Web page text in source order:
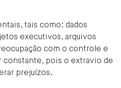
tais como: dados
executivos, arquivos
com o controle e
constante, pois o extravio de
prejuízos.